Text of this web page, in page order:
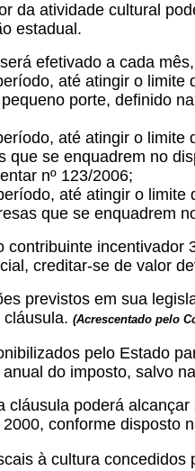
da atividade cultural
estadual.
efetivado a cada
até atingir o
porte, definido
até atingir o
se enquadrem no
nº 123/2006;
até atingir o
que se enquadrem
creditar-se de valor
previstos em sua
(Acrescentado pelo
pelo Estado
do imposto, salvo
cláusula poderá alcançar
conforme disposto
à cultura